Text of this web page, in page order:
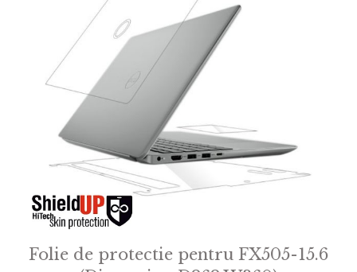
Folie de protectie pentru FX505-15.6